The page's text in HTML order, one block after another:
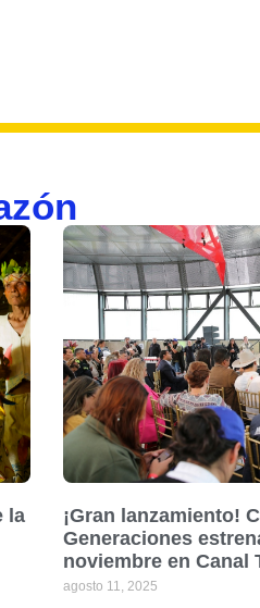
la
¡Gran lanzamiento!
Generaciones
noviembre en Canal
agosto 11, 2025